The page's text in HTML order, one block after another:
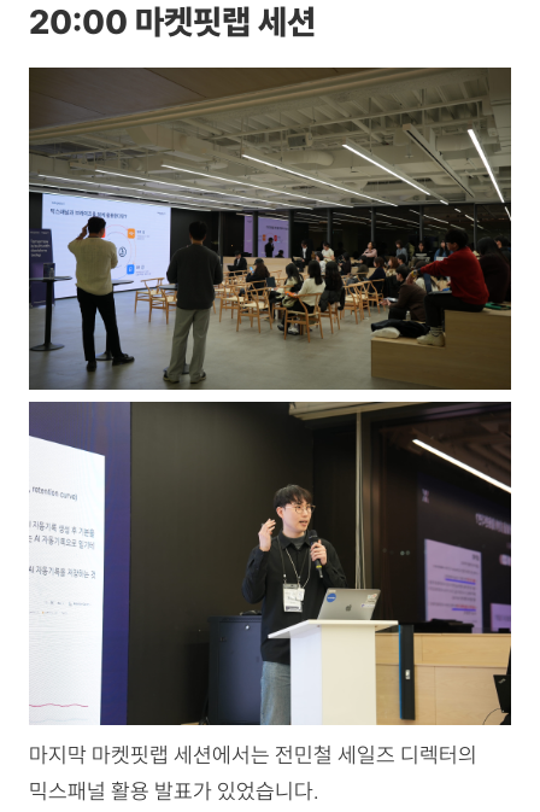
20:00 마켓핏랩 세션
마지막 마켓핏랩 세션에서는 전민철 세일즈 디렉터의
믹스패널 활용 발표가 있었습니다.